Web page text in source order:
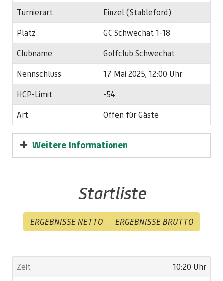
Turnierart
Einzel (Stableford)
Platz
GC Schwechat 1-18
Clubname
Golfclub Schwechat
Nennschluss
17. Mai 2025, 12:00 Uhr
HCP-Limit
-54
Art
Offen für Gäste
Weitere Informationen
Startliste
ERGEBNISSE NETTO ERGEBNISSE BRUTTO
10:20 Uhr